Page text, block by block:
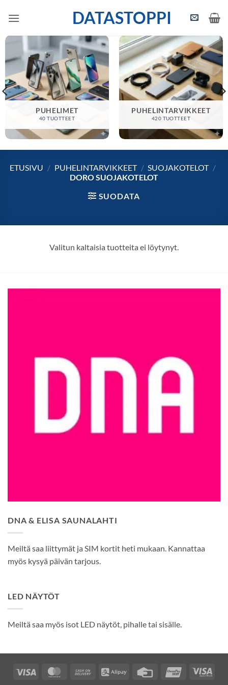
DATASTOPPI
PUHELIMET
40 TUOTTEET
PUHELINTARVIKKEET
420 TUOTTEET
ETUSIVU / PUHELINTARVIKKEET / SUOJAKOTELOT /
DORO SUOJAKOTELOT
SUODATA
Valitun kaltaisia tuotteita ei löytynyt.
DNA & ELISA SAUNALAHTI
Meiltä saa liittymät ja SIM kortit heti mukaan. Kannattaa
myös kysyä päivän tarjous.
LED NÄYTÖT
Meiltä saa myös isot LED näytöt, pihalle tai sisälle.
Visa MasterCardCash
Alipay
Credit
UnionPayVisa